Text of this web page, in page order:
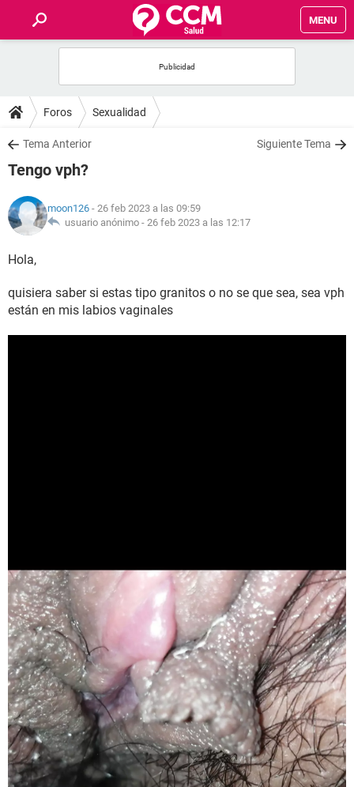
MENU
FOROS
SALUD
FAMILIA
NUTRICIÓN
BIENESTAR
SEXUALIDAD
Foros Sexualidad
Tema Anterior Siguiente Tema
Tengo vph?
moon126 - 26 feb 2023 a las 09:59
usuario anónimo - 26 feb 2023 a las 12:17
Hola,
quisiera saber si estas tipo granitos o no se que sea, sea vph
están en mis labios vaginales